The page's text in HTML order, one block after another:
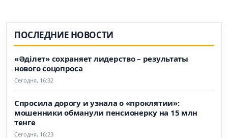
ПОСЛЕДНИЕ НОВОСТИ
«Әділет» сохраняет лидерство – результаты
нового соцопроса
Сегодня, 16:32
Спросила дорогу и узнала о «проклятии»:
мошенники обманули пенсионерку на 15 млн
тенге
Сегодня, 16:23